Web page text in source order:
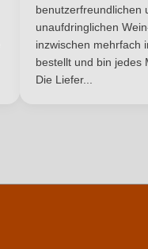
Ich
benutzerfreundlichen
unaufdringlichen
inzwischen mehrfach
bestellt und bin jedes
Die Liefer...